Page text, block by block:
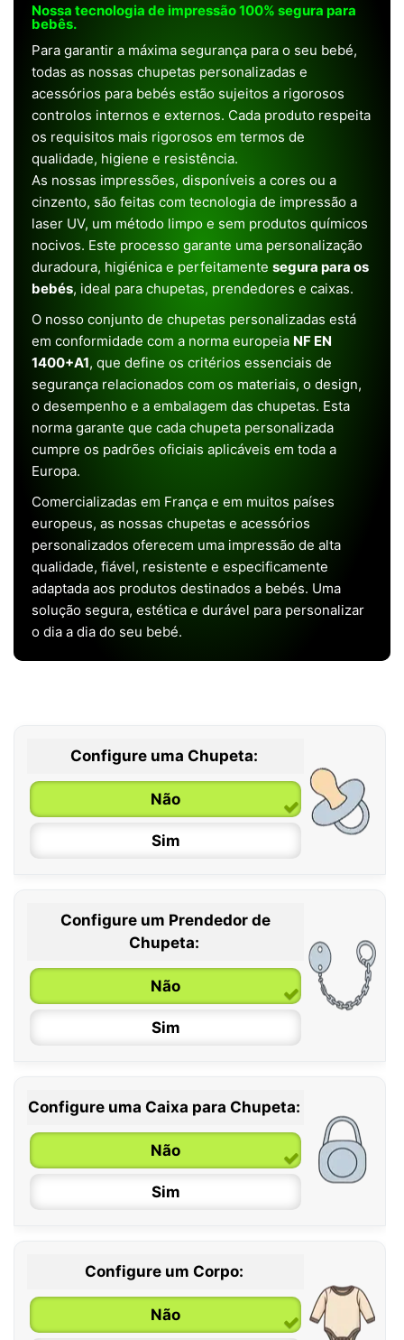
Nossa tecnologia de impressão 100% segura para
bebês.
Para garantir a máxima segurança para o seu bebé,
todas as nossas chupetas personalizadas e
acessórios para bebés estão sujeitos a rigorosos
controlos internos e externos. Cada produto respeita
os requisitos mais rigorosos em termos de
qualidade, higiene e resistência.
As nossas impressões, disponíveis a cores ou a
cinzento, são feitas com tecnologia de impressão a
laser UV, um método limpo e sem produtos químicos
nocivos. Este processo garante uma personalização
duradoura, higiénica e perfeitamente segura para os
bebés, ideal para chupetas, prendedores e caixas.
O nosso conjunto de chupetas personalizadas está
em conformidade com a norma europeia NF EN
1400+A1, que define os critérios essenciais de
segurança relacionados com os materiais, o design,
o desempenho e a embalagem das chupetas. Esta
norma garante que cada chupeta personalizada
cumpre os padrões oficiais aplicáveis em toda a
Europa.
Comercializadas em França e em muitos países
europeus, as nossas chupetas e acessórios
personalizados oferecem uma impressão de alta
qualidade, fiável, resistente e especificamente
adaptada aos produtos destinados a bebés. Uma
solução segura, estética e durável para personalizar
o dia a dia do seu bebé.
Configure uma Chupeta:
Não
Sim
0 / 6 meses
6 / 36 meses
Configure um Prendedor de
Chupeta:
Não
Sim
Configure uma Caixa para Chupeta:
Não
Sim
Configure um Corpo:
Não